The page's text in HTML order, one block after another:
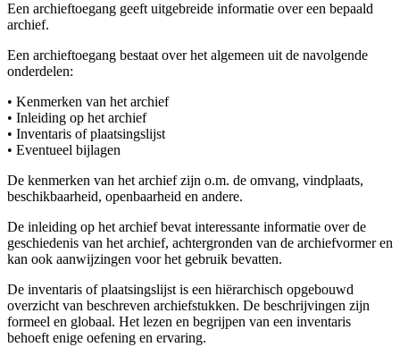
Een archieftoegang geeft uitgebreide informatie over een bepaald
archief.
Een archieftoegang bestaat over het algemeen uit de navolgende
onderdelen:
• Kenmerken van het archief
• Inleiding op het archief
• Inventaris of plaatsingslijst
• Eventueel bijlagen
De kenmerken van het archief zijn o.m. de omvang, vindplaats,
beschikbaarheid, openbaarheid en andere.
De inleiding op het archief bevat interessante informatie over de
geschiedenis van het archief, achtergronden van de archiefvormer en
kan ook aanwijzingen voor het gebruik bevatten.
De inventaris of plaatsingslijst is een hiërarchisch opgebouwd
overzicht van beschreven archiefstukken. De beschrijvingen zijn
formeel en globaal. Het lezen en begrijpen van een inventaris
behoeft enige oefening en ervaring.